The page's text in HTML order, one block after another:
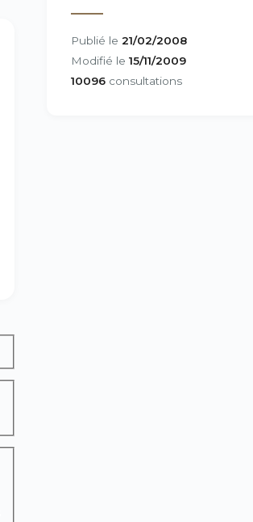
Publié le 21/02/2008
Modifié le 15/11/2009
10096 consultations